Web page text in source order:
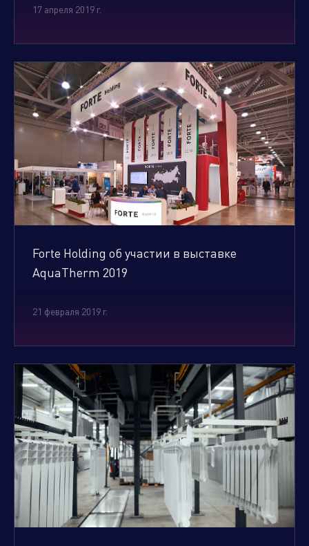
17 апреля 2019 г.
Forte Holding об участии в выставке
AquaTherm 2019
21 февраля 2019 г.